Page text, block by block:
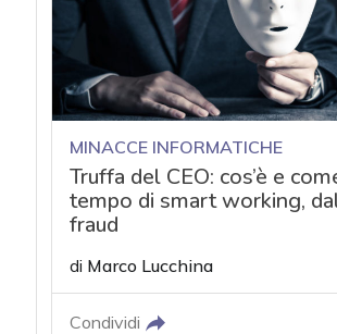
MINACCE INFORMATICHE
Truffa del CEO: cos’è e
tempo di smart working,
fraud
di Marco Lucchina
Condividi